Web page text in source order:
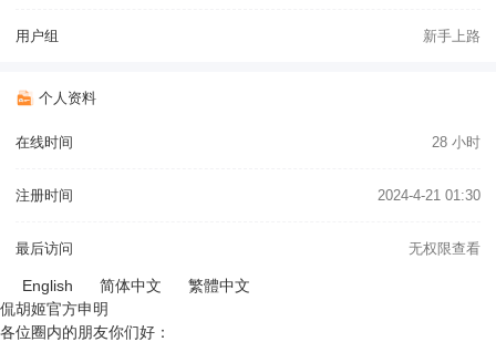
用户组 新手上路
个人资料
在线时间 28 小时
注册时间 2024-4-21 01:30
最后访问 无权限查看
English 简体中文
繁體中文
侃胡姬官方申明
各位圈内的朋友你们好：